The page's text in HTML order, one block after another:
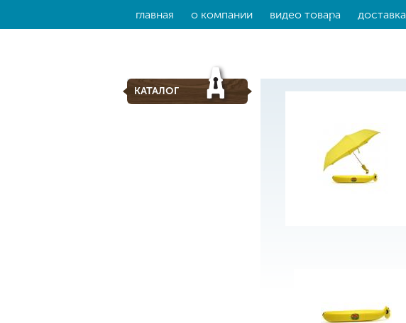
главная о компании видео товара доставка
КАТАЛОГ